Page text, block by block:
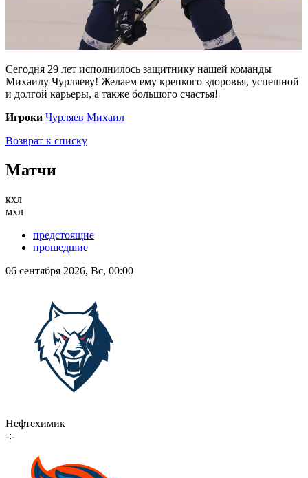
Сегодня 29 лет исполнилось защитнику нашей команды
Михаилу Чурляеву! Желаем ему крепкого здоровья, успешной
и долгой карьеры, а также большого счастья!
Игроки Чурляев Михаил
Возврат к списку
Матчи
кхл
мхл
предстоящие
прошедшие
06 сентября 2026, Вс, 00:00
Нефтехимик
-:-